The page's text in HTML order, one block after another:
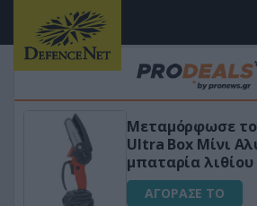
«Μαγική»
για αύξηση της
ΑΓΟΡΑΣΕ ΤΟ